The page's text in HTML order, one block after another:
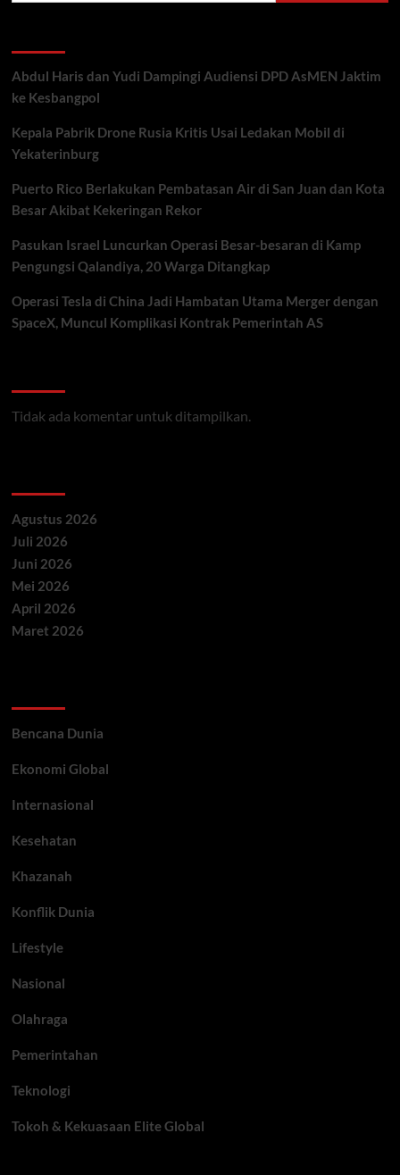
Abdul Haris dan Yudi Dampingi Audiensi DPD AsMEN Jaktim
ke Kesbangpol
Kepala Pabrik Drone Rusia Kritis Usai Ledakan Mobil di
Yekaterinburg
Puerto Rico Berlakukan Pembatasan Air di San Juan dan Kota
Besar Akibat Kekeringan Rekor
Pasukan Israel Luncurkan Operasi Besar-besaran di Kamp
Pengungsi Qalandiya, 20 Warga Ditangkap
Operasi Tesla di China Jadi Hambatan Utama Merger dengan
SpaceX, Muncul Komplikasi Kontrak Pemerintah AS
Tidak ada komentar untuk ditampilkan.
Agustus 2026
Juli 2026
Juni 2026
Mei 2026
April 2026
Maret 2026
Bencana Dunia
Ekonomi Global
Internasional
Kesehatan
Khazanah
Konflik Dunia
Lifestyle
Nasional
Olahraga
Pemerintahan
Teknologi
Tokoh & Kekuasaan Elite Global